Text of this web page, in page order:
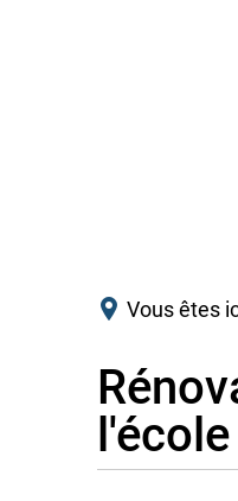
Vous êtes
Gymnase